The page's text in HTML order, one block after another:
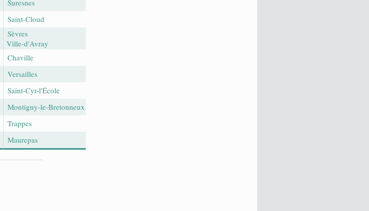
Suresnes
Saint-Cloud
Sèvres
Ville-d'Avray
Chaville
Versailles
Saint-Cyr-l'École
Montigny-le-Bretonneux
Trappes
Maurepas